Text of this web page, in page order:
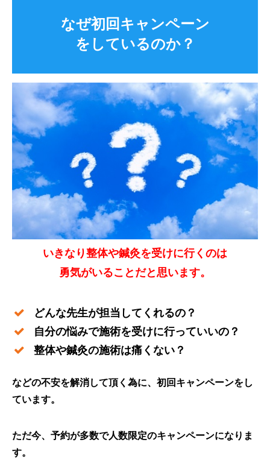
なぜ初回キャンペーン
をしているのか？
いきなり整体や鍼灸を受けに行くのは
勇気がいることだと思います。
どんな先生が担当してくれるの？
自分の悩みで施術を受けに行っていいの？
整体や鍼灸の施術は痛くない？
などの不安を解消して頂く為に、初回キャンペーンをし
ています。
ただ今、予約が多数で人数限定のキャンペーンになりま
す。